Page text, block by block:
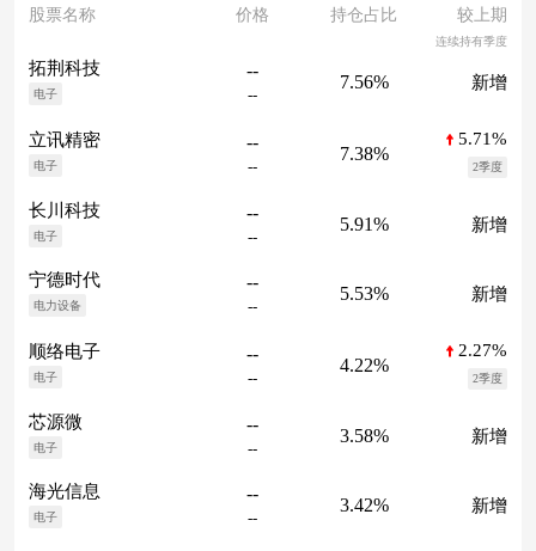
股票名称
价格 持仓占比 较上期
连续持有季度
拓荆科技
电子
--
--
7.56% 新增
立讯精密
电子
--
--
7.38%
5.71%
2季度
长川科技
电子
--
--
5.91% 新增
宁德时代
电力设备
--
--
5.53% 新增
顺络电子
电子
--
--
4.22%
2.27%
2季度
芯源微
电子
--
--
3.58% 新增
海光信息
电子
--
--
3.42% 新增